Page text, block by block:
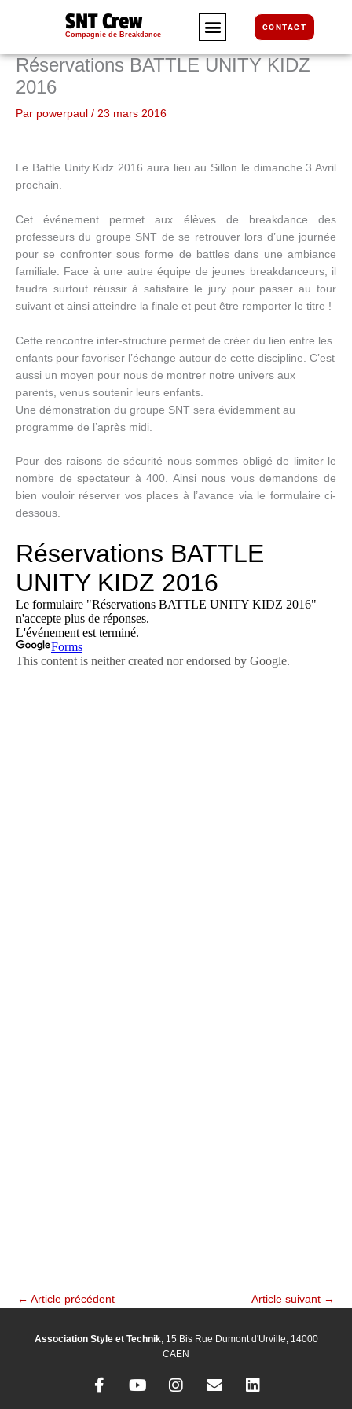
SNT Crew
Compagnie de Breakdance
CONTACT
Réservations BATTLE UNITY KIDZ
2016
Par powerpaul / 23 mars 2016
Le Battle Unity Kidz 2016 aura lieu au Sillon le dimanche 3 Avril
prochain.
Cet événement permet aux élèves de breakdance des
professeurs du groupe SNT de se retrouver lors d’une journée
pour se confronter sous forme de battles dans une ambiance
familiale. Face à une autre équipe de jeunes breakdanceurs, il
faudra surtout réussir à satisfaire le jury pour passer au tour
suivant et ainsi atteindre la finale et peut être remporter le titre !
Cette rencontre inter-structure permet de créer du lien entre les
enfants pour favoriser l’échange autour de cette discipline. C’est
aussi un moyen pour nous de montrer notre univers aux
parents, venus soutenir leurs enfants.
Une démonstration du groupe SNT sera évidemment au
programme de l’après midi.
Pour des raisons de sécurité nous sommes obligé de limiter le
nombre de spectateur à 400. Ainsi nous vous demandons de
bien vouloir réserver vos places à l’avance via le formulaire ci-
dessous.
← Article précédent Article suivant →
Association Style et Technik, 15 Bis Rue Dumont d'Urville, 14000
CAEN
F
Y
I
E
L